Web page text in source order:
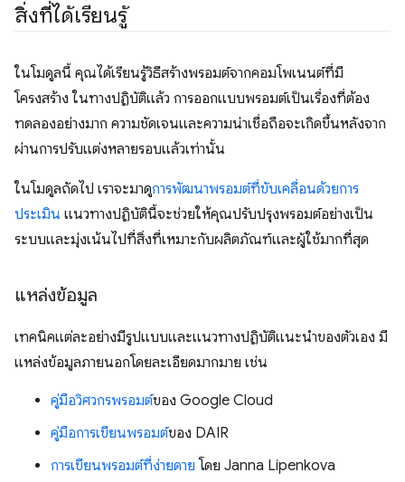
สิ่งที่ได้เรียนรู้
ในโมดูลนี้ คุณได้เรียนรู้วิธีสร้างพรอมต์จากคอมโพเนนต์ที่มี
โครงสร้าง ในทางปฏิบัติแล้ว การออกแบบพรอมต์เป็นเรื่องที่ต้อง
ทดลองอย่างมาก ความชัดเจนและความน่าเชื่อถือจะเกิดขึ้นหลังจาก
ผ่านการปรับแต่งหลายรอบแล้วเท่านั้น
ในโมดูลถัดไป เราจะมาดูการพัฒนาพรอมต์ที่ขับเคลื่อนด้วยการ
ประเมิน แนวทางปฏิบัตินี้จะช่วยให้คุณปรับปรุงพรอมต์อย่างเป็น
ระบบและมุ่งเน้นไปที่สิ่งที่เหมาะกับผลิตภัณฑ์และผู้ใช้มากที่สุด
แหล่งข้อมูล
เทคนิคแต่ละอย่างมีรูปแบบและแนวทางปฏิบัติแนะนำของตัวเอง มี
แหล่งข้อมูลภายนอกโดยละเอียดมากมาย เช่น
คู่มือวิศวกรพรอมต์ของ Google Cloud
คู่มือการเขียนพรอมต์ของ DAIR
การเขียนพรอมต์ที่ง่ายดาย โดย Janna Lipenkova